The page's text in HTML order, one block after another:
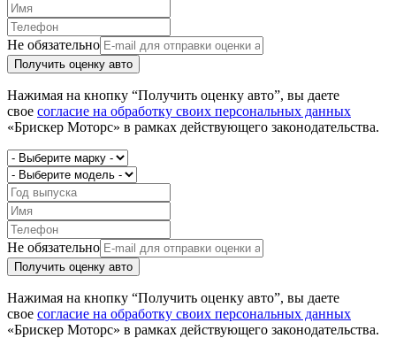
Не обязательно
Получить оценку авто
Нажимая на кнопку “Получить оценку авто”, вы даете
свое согласие на обработку своих персональных данных
«Брискер Моторс» в рамках действующего законодательства.
Не обязательно
Получить оценку авто
Нажимая на кнопку “Получить оценку авто”, вы даете
свое согласие на обработку своих персональных данных
«Брискер Моторс» в рамках действующего законодательства.